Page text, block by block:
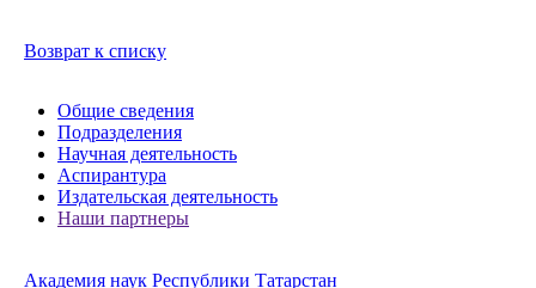
Возврат к списку
Общие сведения
Подразделения
Научная деятельность
Аспирантура
Издательская деятельность
Наши партнеры
Академия наук Республики Татарстан